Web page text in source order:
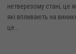
нетверезому стані, це
які впливають на
це...